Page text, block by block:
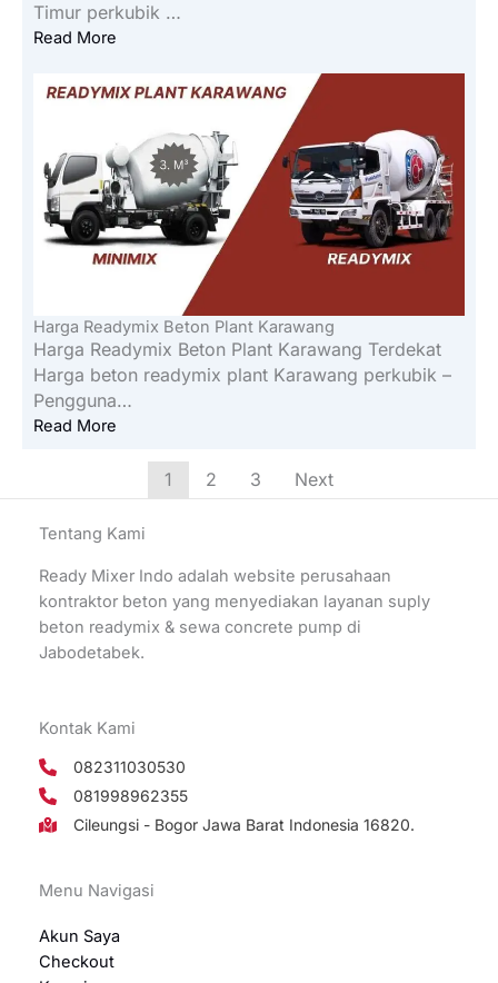
Timur perkubik …
Read More
Harga Readymix Beton Plant Karawang
Harga Readymix Beton Plant Karawang Terdekat
Harga beton readymix plant Karawang perkubik –
Pengguna…
Read More
1 2 3 Next
Tentang Kami
Ready Mixer Indo adalah website perusahaan
kontraktor beton yang menyediakan layanan suply
beton readymix & sewa concrete pump di
Jabodetabek.
Kontak Kami
082311030530
081998962355
Cileungsi - Bogor Jawa Barat Indonesia 16820.
Menu Navigasi
Akun Saya
Checkout